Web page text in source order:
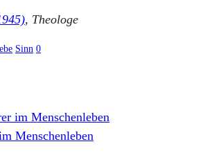
, Theologe
Sinn 0
im Menschenleben
Menschenleben